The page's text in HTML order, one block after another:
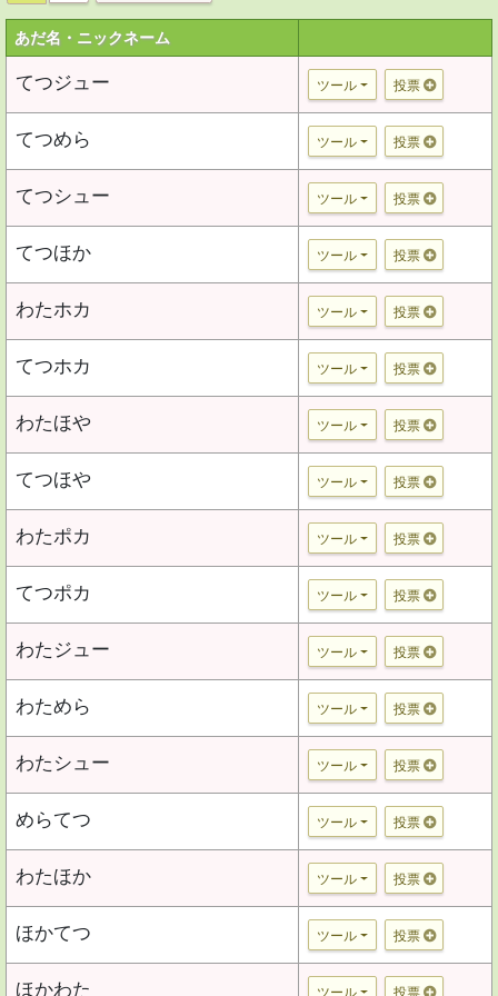
あだ名・ニックネーム
てつジュー ツール 投票
てつめら ツール 投票
てつシュー ツール 投票
てつほか ツール 投票
わたホカ ツール 投票
てつホカ ツール 投票
わたほや ツール 投票
てつほや ツール 投票
わたポカ ツール 投票
てつポカ ツール 投票
わたジュー ツール 投票
わためら ツール 投票
わたシュー ツール 投票
めらてつ ツール 投票
わたほか ツール 投票
ほかてつ ツール 投票
ほかわた